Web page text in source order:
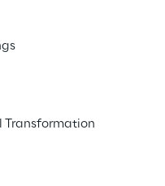
Transformation
AWS Devops
AWS Security